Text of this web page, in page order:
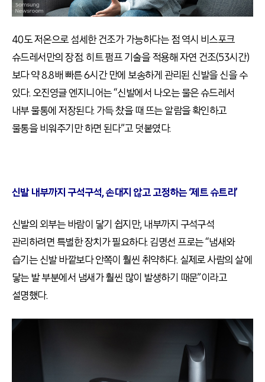
40도 저온으로 섬세한 건조가 가능하다는 점 역시 비스포크
슈드레서만의 장점. 히트 펌프 기술을 적용해 자연 건조(53시간)
보다 약 8.8배 빠른 6시간 만에 보송하게 관리된 신발을 신을 수
있다. 오진영글 엔지니어는 “신발에서 나오는 물은 슈드레서
내부 물통에 저장된다. 가득 찼을 때 뜨는 알람을 확인하고
물통을 비워주기만 하면 된다”고 덧붙였다.
신발 내부까지 구석구석, 손대지 않고 고정하는 ‘제트 슈트리’
신발의 외부는 바람이 닿기 쉽지만, 내부까지 구석구석
관리하려면 특별한 장치가 필요하다. 김명선 프로는 “냄새와
습기는 신발 바깥보다 안쪽이 훨씬 취약하다. 실제로 사람의 살에
닿는 발 부분에서 냄새가 훨씬 많이 발생하기 때문”이라고
설명했다.